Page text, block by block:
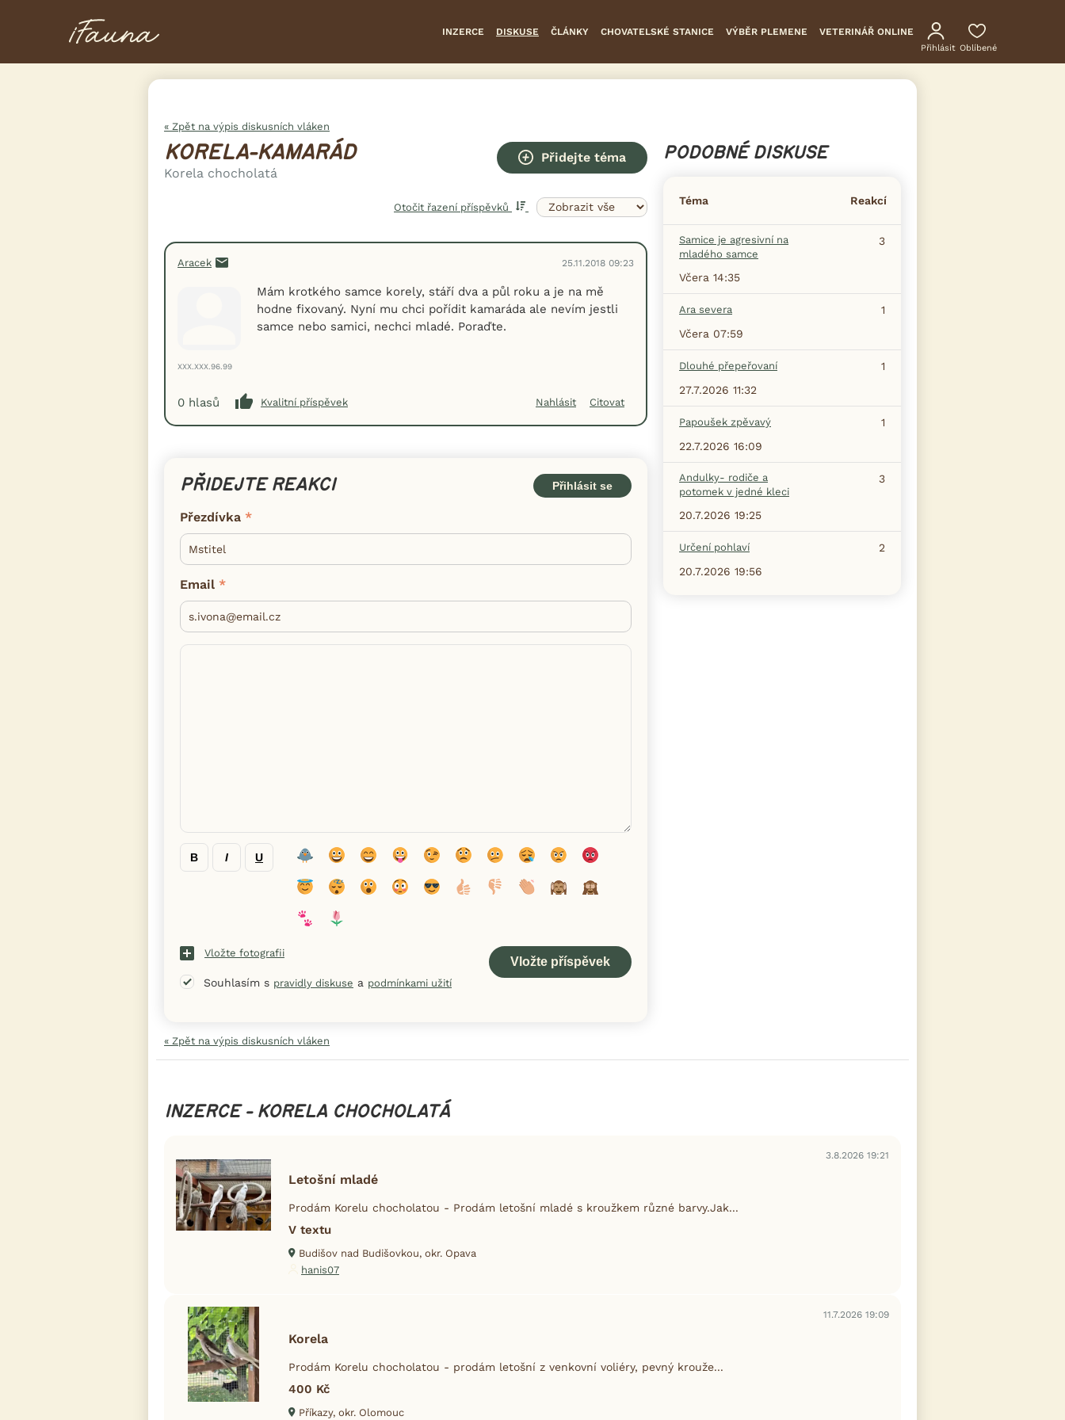
INZERCE DISKUSE ČLÁNKY CHOVATELSKÉ STANICE VÝBĚR PLEMENE VETERINÁŘ ONLINE
Přihlásit Oblíbené
« Zpět na výpis diskusních vláken
KORELA-KAMARÁD
Korela chocholatá
Přidejte téma
Otočit řazení příspěvků
Aracek 25.11.2018 09:23
XXX.XXX.96.99
Mám krotkého samce korely, stáří dva a půl roku a je na mě
hodne fixovaný. Nyní mu chci pořídit kamaráda ale nevím jestli
samce nebo samici, nechci mladé. Poraďte.
0 hlasů Kvalitní příspěvek Nahlásit Citovat
PŘIDEJTE REAKCI Přihlásit se
Přezdívka
Email
B I U
Vložte fotografii
Souhlasím s pravidly diskuse a podmínkami užití
« Zpět na výpis diskusních vláken
PODOBNÉ DISKUSE
Téma Reakcí
Samice je agresivní na
mladého samce
3
Včera 14:35
Ara severa
1
Včera 07:59
Dlouhé přepeřovaní
1
27.7.2026 11:32
Papoušek zpěvavý
1
22.7.2026 16:09
Andulky- rodiče a
potomek v jedné kleci
3
20.7.2026 19:25
Určení pohlaví
2
20.7.2026 19:56
INZERCE - KORELA CHOCHOLATÁ
3.8.2026 19:21
Letošní mladé
Prodám Korelu chocholatou - Prodám letošní mladé s kroužkem různé barvy.Jak...
V textu
Budišov nad Budišovkou, okr. Opava
hanis07
11.7.2026 19:09
Korela
Prodám Korelu chocholatou - prodám letošní z venkovní voliéry, pevný krouže...
400 Kč
Příkazy, okr. Olomouc